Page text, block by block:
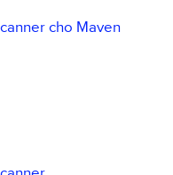
cho Maven